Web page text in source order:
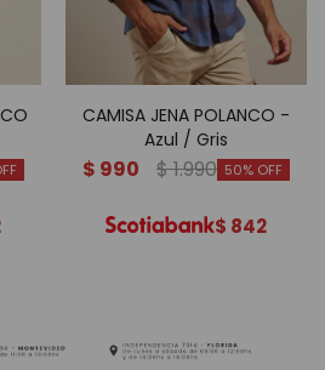
CAMISA JENA POLANCO -
Azul / Gris
$ 990 $1.990 50
$ 842